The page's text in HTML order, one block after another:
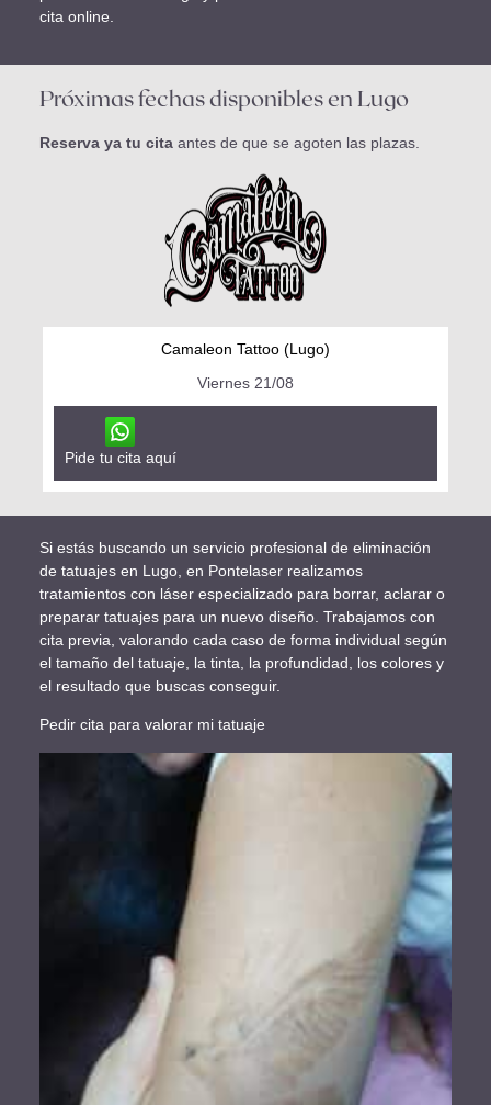
cita online.
Próximas fechas disponibles en Lugo
Reserva ya tu citaantes de que se agoten las plazas.
Camaleon Tattoo (Lugo)
Viernes 21/08
Pide tu cita aquí
Si estás buscando un servicio profesional de eliminación
de tatuajes en Lugo, en Pontelaser realizamos
tratamientos con láser especializado para borrar, aclarar o
preparar tatuajes para un nuevo diseño. Trabajamos con
cita previa, valorando cada caso de forma individual según
el tamaño del tatuaje, la tinta, la profundidad, los colores y
el resultado que buscas conseguir.
Pedir cita para valorar mi tatuaje